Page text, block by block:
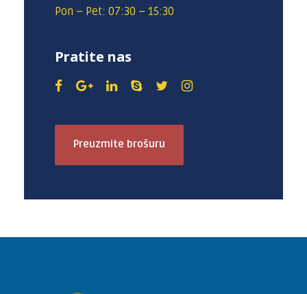
Pon – Pet: 07:30 – 15:30
Pratite nas
Preuzmite brošuru